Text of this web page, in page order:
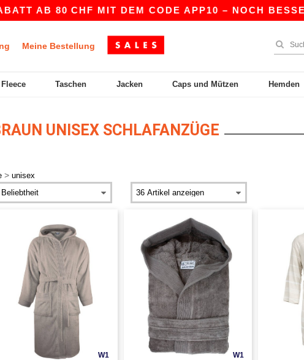
AB 80 CHF MIT DEM CODE APP10 – NOCH
Meine Bestellung
Taschen Jacken Caps und Mützen Hemden
UNISEX SCHLAFANZÜGE
> unisex
W1 W1